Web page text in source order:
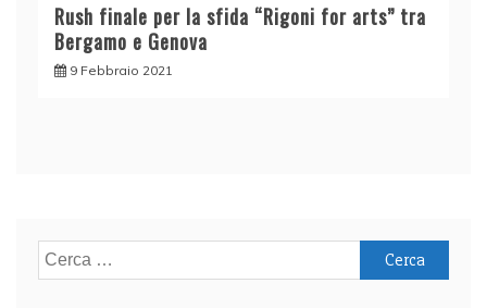
Rush finale per la sfida “Rigoni for arts” tra
Bergamo e Genova
9 Febbraio 2021
Ricerca
per: